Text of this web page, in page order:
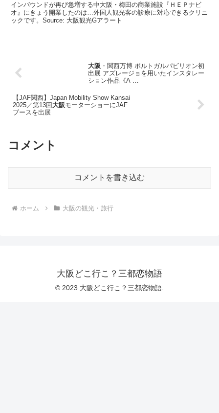
インバウンドが再び急増する中大阪・梅田の商業施設『ＨＥＰナビ
オ』にきょう開業したのは…外国人観光客の診療に対応できるクリニ
ックです。Source: 大阪観光Gアラート
大阪 ・関西万博 ポルトガルパビリオン初
出展 アズレージョを用いたインスタレー
ション作品《A …
【JAF関西】Japan Mobility Show Kansai
2025／第13回大阪モーターショーにJAF
ブースを出展
コメント
コメントを書き込む
ホーム 大阪の観光・旅行
大阪どこ行こ？三都恋物語
© 2023 大阪どこ行こ？三都恋物語.